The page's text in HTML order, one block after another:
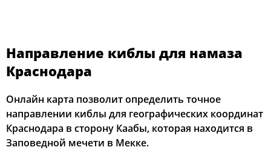
Направление киблы для намаза
Краснодара
Онлайн карта позволит определить точное
направлении киблы для географических координат
Краснодара в сторону Каабы, которая находится в
Заповедной мечети в Мекке.